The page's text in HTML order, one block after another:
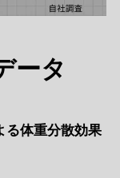
ータ
る体重分散効果